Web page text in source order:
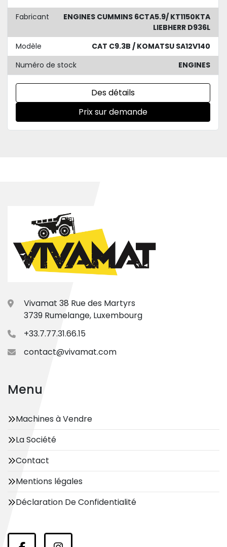
Fabricant
ENGINES CUMMINS 6CTA5.9/ KT1150KTA
LIEBHERR D936L
Modèle
CAT C9.3B / KOMATSU SA12V140
Numéro de stock
ENGINES
Des détails
Prix sur demande
Vivamat 38 Rue des Martyrs
3739 Rumelange, Luxembourg
+33.7.77.31.66.15
contact@vivamat.com
Menu
Machines à Vendre
La Société
Contact
Mentions légales
Déclaration De Confidentialité